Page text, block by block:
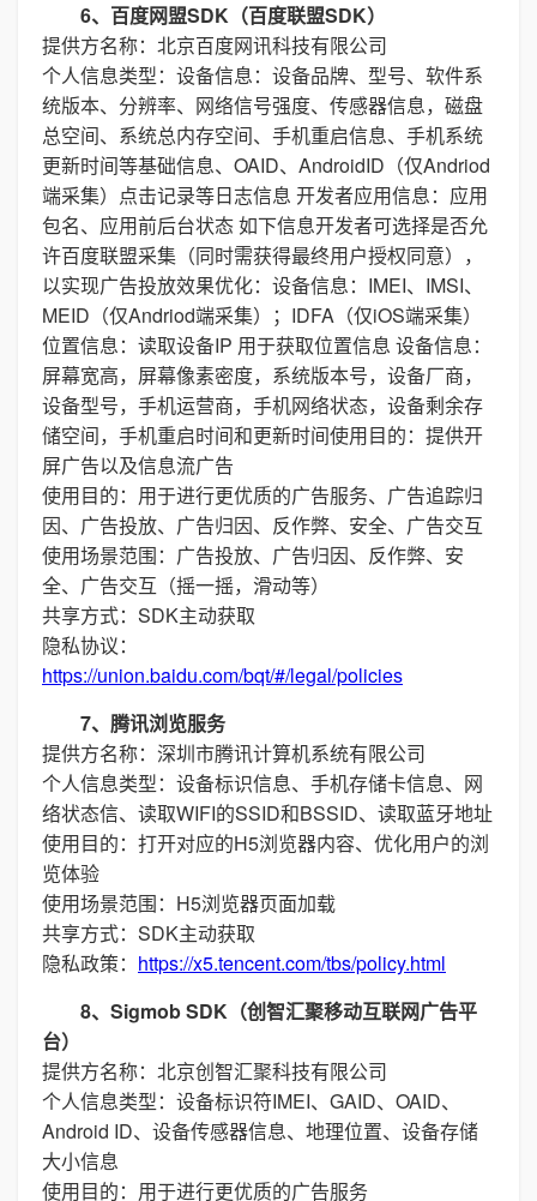
6、百度网盟SDK（百度联盟SDK）
提供方名称：北京百度网讯科技有限公司
个人信息类型：设备信息：设备品牌、型号、软件系
统版本、分辨率、网络信号强度、传感器信息，磁盘
总空间、系统总内存空间、手机重启信息、手机系统
更新时间等基础信息、OAID、AndroidID（仅Andriod
端采集）点击记录等日志信息 开发者应用信息：应用
包名、应用前后台状态 如下信息开发者可选择是否允
许百度联盟采集（同时需获得最终用户授权同意），
以实现广告投放效果优化：设备信息：IMEI、IMSI、
MEID（仅Andriod端采集）；IDFA（仅iOS端采集）
位置信息：读取设备IP 用于获取位置信息 设备信息：
屏幕宽高，屏幕像素密度，系统版本号，设备厂商，
设备型号，手机运营商，手机网络状态，设备剩余存
储空间，手机重启时间和更新时间使用目的：提供开
屏广告以及信息流广告
使用目的：用于进行更优质的广告服务、广告追踪归
因、广告投放、广告归因、反作弊、安全、广告交互
使用场景范围：广告投放、广告归因、反作弊、安
全、广告交互（摇一摇，滑动等）
共享方式：SDK主动获取
隐私协议：
https://union.baidu.com/bqt/#/legal/policies
7、腾讯浏览服务
提供方名称：深圳市腾讯计算机系统有限公司
个人信息类型：设备标识信息、手机存储卡信息、网
络状态信、读取WIFI的SSID和BSSID、读取蓝牙地址
使用目的：打开对应的H5浏览器内容、优化用户的浏
览体验
使用场景范围：H5浏览器页面加载
共享方式：SDK主动获取
隐私政策： https://x5.tencent.com/tbs/policy.html
8、Sigmob SDK（创智汇聚移动互联网广告平
台）
提供方名称：北京创智汇聚科技有限公司
个人信息类型：设备标识符IMEI、GAID、OAID、
Android ID、设备传感器信息、地理位置、设备存储
大小信息
使用目的：用于进行更优质的广告服务